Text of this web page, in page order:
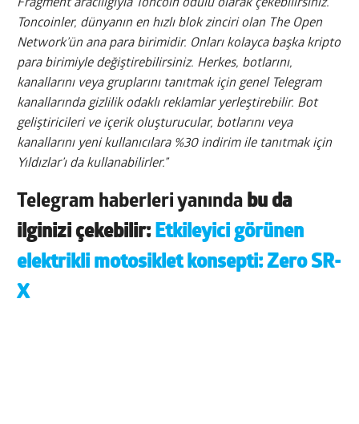
Fragment aracılığıyla Toncoin ödülü olarak çekebilirsiniz.
Toncoinler, dünyanın en hızlı blok zinciri olan The Open
Network’ün ana para birimidir. Onları kolayca başka kripto
para birimiyle değiştirebilirsiniz. Herkes, botlarını,
kanallarını veya gruplarını tanıtmak için genel Telegram
kanallarında gizlilik odaklı reklamlar yerleştirebilir. Bot
geliştiricileri ve içerik oluşturucular, botlarını veya
kanallarını yeni kullanıcılara %30 indirim ile tanıtmak için
Yıldızlar’ı da kullanabilirler.”
Telegram haberleri yanında bu da
ilginizi çekebilir: Etkileyici görünen
elektrikli motosiklet konsepti: Zero SR-
X